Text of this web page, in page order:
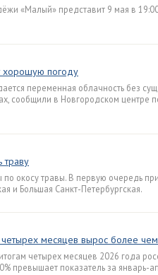
«Малый» представит 9 мая в
погоду
переменная облачность без
сообщили в Новгородском центре
траву
окосу травы. В первую очередь
и Большая Санкт-Петербургская.
месяцев вырос более
четырех месяцев 2026 года
превышает показатель за январь-